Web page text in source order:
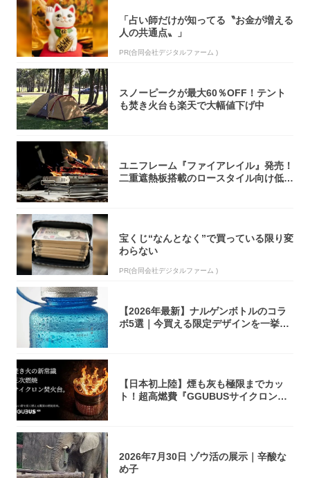
「占い師だけが知ってる〝お金が増える
人の共通点〟」
PR(合同会社デジタルファーム )
スノーピークが最大60％OFF！テント
も焚き火台も楽天で大幅値下げ中
ユニフレーム『ファイアレイル』発売！
二重遮熱板搭載のロースタイル向け低型
宝くじ“なんとなく”で買っている限り変
わらない
PR(合同会社デジタルファーム )
【2026年最新】ナルゲンボトルのコラ
ボ5選｜今買える限定デザインを一挙紹
【日本初上陸】煙も灰も極限までカッ
ト！超高燃費『GGUBUSサイクロン焚
2026年7月30日 ゾウ活の展示｜辛酸な
め子